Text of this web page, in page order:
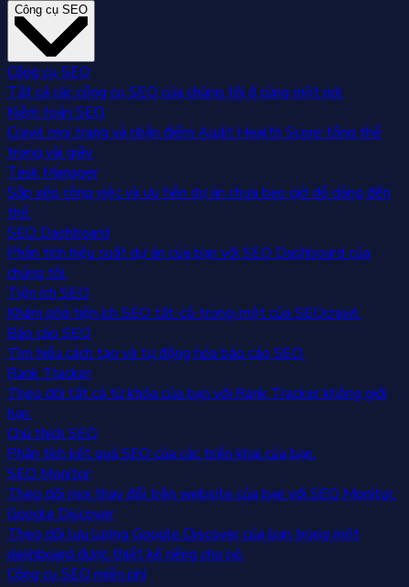
Công cụ SEO
Công cụ SEO
Tất cả các công cụ SEO của chúng tôi ở cùng một nơi.
Kiểm toán SEO
Crawl mọi trang và nhận điểm Audit Health Score tổng thể
trong vài giây.
Task Manager
Sắp xếp công việc và ưu tiên dự án chưa bao giờ dễ dàng đến
thế.
SEO Dashboard
Phân tích hiệu suất dự án của bạn với SEO Dashboard của
chúng tôi.
Tiện ích SEO
Khám phá tiện ích SEO tất-cả-trong-một của SEOcrawl.
Báo cáo SEO
Tìm hiểu cách tạo và tự động hóa báo cáo SEO.
Rank Tracker
Theo dõi tất cả từ khóa của bạn với Rank Tracker không giới
hạn.
Chú thích SEO
Phân tích kết quả SEO của các triển khai của bạn.
SEO Monitor
Theo dõi mọi thay đổi trên website của bạn với SEO Monitor.
Google Discover
Theo dõi lưu lượng Google Discover của bạn trong một
dashboard được thiết kế riêng cho nó.
Công cụ SEO miễn phí